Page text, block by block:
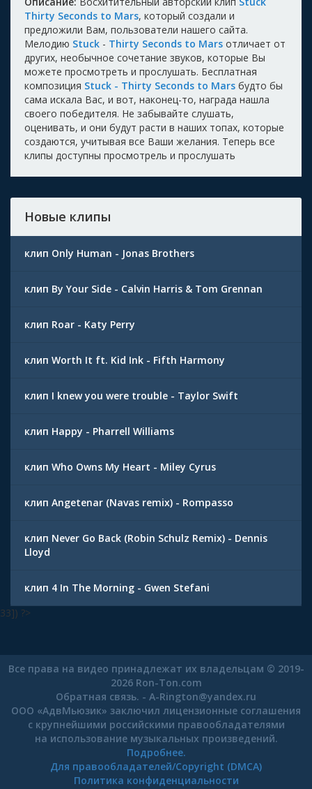
Thirty Seconds to Mars, который создали и
предложили Вам, пользователи нашего сайта.
Мелодию Stuck - Thirty Seconds to Mars отличает от
других, необычное сочетание звуков, которые Вы
можете просмотреть и прослушать. Бесплатная
композиция Stuck - Thirty Seconds to Mars будто бы
сама искала Вас, и вот, наконец-то, награда нашла
своего победителя. Не забывайте слушать,
оценивать, и они будут расти в наших топах, которые
создаются, учитывая все Ваши желания. Теперь все
клипы доступны просмотрель и прослушать
Новые клипы
клип Only Human - Jonas Brothers
клип By Your Side - Calvin Harris & Tom Grennan
клип Roar - Katy Perry
клип Worth It ft. Kid Ink - Fifth Harmony
клип I knew you were trouble - Taylor Swift
клип Happy - Pharrell Williams
клип Who Owns My Heart - Miley Cyrus
клип Angetenar (Navas remix) - Rompasso
клип Never Go Back (Robin Schulz Remix) - Dennis
Lloyd
клип 4 In The Morning - Gwen Stefani
33]) ?>
Все права на видео принадлежат их владельцам © 2019-
2026 Ron-Ton.com
Обратная связь. - A-Rington@yandex.ru
ООО «АдвМьюзик» заключил лицензионные соглашения
с крупнейшими российскими правообладателями
на использование музыкальных произведений.
Подробнее.
Для правообладателей/Copyright (DMCA)
Политика конфиденциальности